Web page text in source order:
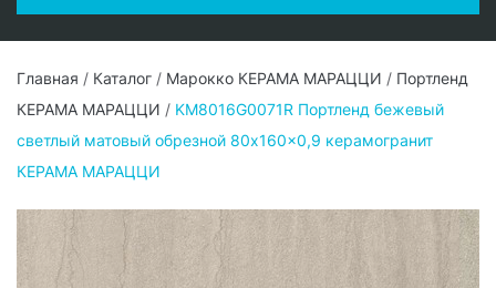
Главная / Каталог / Марокко КЕРАМА МАРАЦЦИ / Портленд
КЕРАМА МАРАЦЦИ / KM8016G0071R Портленд бежевый
светлый матовый обрезной 80x160x0,9 керамогранит
КЕРАМА МАРАЦЦИ